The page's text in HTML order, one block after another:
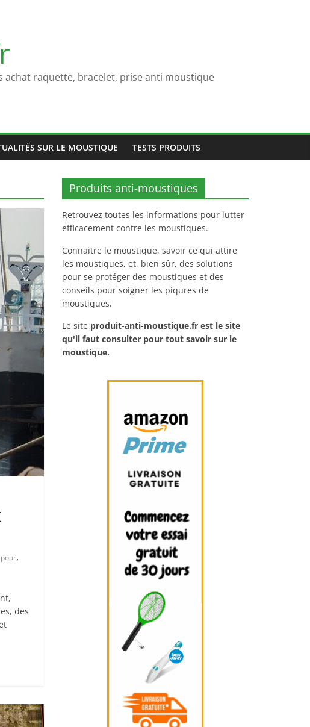
achat raquette, bracelet, prise anti moustique
SUR LE MOUSTIQUE TESTS PRODUITS
pour,
des
Produits anti-moustiques
Retrouvez toutes les informations pour lutter
efficacement contre les moustiques.
Connaitre le moustique, savoir ce qui attire
les moustiques, et, bien sûr, des solutions
pour se protéger des moustiques et des
conseils pour soigner les piqures de
moustiques.
Le site produit-anti-moustique.fr est le site
qu'il faut consulter pour tout savoir sur le
moustique.